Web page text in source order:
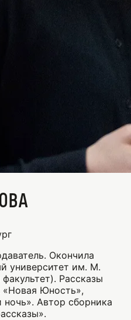
Окончила
университет им. М.
Рассказы
«Новая Юность»,
Автор сборника